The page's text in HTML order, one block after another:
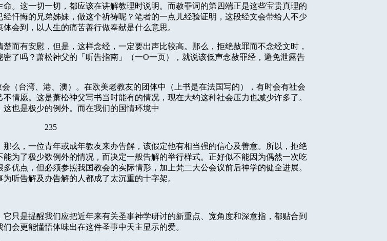
。这一切一切，都应该在讲解教理时说明。而赦罪词的第四端正是这些宝贵真理的
忏悔的兄弟姊妹，做这个祈祷呢？笔者的一点儿经验证明，这段经文会带给人不少
会到，以人生的痛苦善行做奉献是什么意思。
而有安慰，但是，这样念经，一定要出声比较高。那么，拒绝赦罪而不念经文时，
了吗？萧松神父的「听告指南」（一O一页），就说该低声念赦罪经，避免泄露告
（台湾、港、澳）。在欧美老教友的团体中（上书是在法国写的），有时会有社会
情愿。这是萧松神父写书当时能有的情况，现在大约这种社会压力也减少许多了。
也是极少的例外。而在我们的国情环境中
235
么，一位青年或成年教友来办告解，该假定他有相当强的信心及善意。所以，拒绝
为了极少数例外的情况，而决定一般告解的举行样式。正好似不能因为偶然一次吃
优点，但必须参照我国教会的实际情形，加上梵二大公会议前后神学的健全进展。
听告解及办告解的人都成了太沉重的十字架。
只是提醒我们应把近年来有关圣事神学研讨的新重点、宽角度和深意指，都贴合到
会更能懂悟体味出在这件圣事中天主显示的爱。